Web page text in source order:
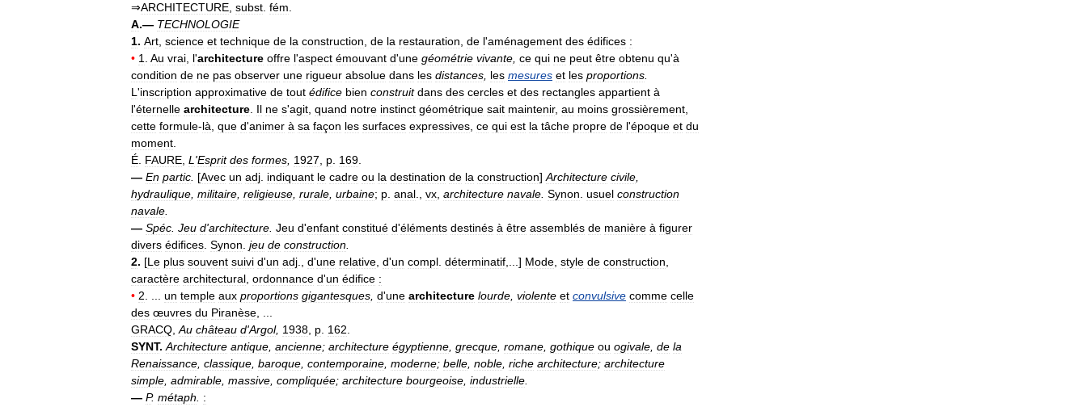
⇒ARCHITECTURE subst fém
A.— TECHNOLOGIE
1. Art science et technique de la construction de la restauration de l'aménagement des édifices :
• 1 Au vrai l'architecture offre l'aspect émouvant d'une géométrie vivante ce qui ne peut être obtenu qu'à
condition de ne pas observer une rigueur absolue dans les distances les mesures et les proportions
L 'inscription approximative de tout édifice bien construit dans des cercles et des rectangles appartient à
l'éternelle architecture Il ne s'agit quand notre instinct géométrique sait maintenir, au moins grossièrement
cette formule-là que d'animer à sa façon les surfaces expressives ce qui est la tâche propre de l'époque et du
moment
É FAURE L 'Esprit des formes 1927 p 169
— En partic [Avec un adj indiquant le cadre ou la destination de la construction] Architecture civile
hydraulique militaire religieuse rurale urbaine; p anal vx architecture navale Synon usuel construction
navale
— Spéc Jeu d'architecture Jeu d'enfant constitué d'éléments destinés à être assemblés de manière à figurer
divers édifices Synon jeu de construction
2. [Le plus souvent suivi d'un adj d'une relative d'un compl déterminatif ,...] Mode style de construction
caractère architectural ordonnance d'un édifice :
• 2 un temple aux proportions gigantesques d'une architecture lourde violente et convulsive comme celle
des œuvres du Piranèse
GRACQ Au château d'Argol, 1938 p 162
SYNT. Architecture antique ancienne; architecture égyptienne grecque romane gothique ou ogivale de la
Renaissance classique baroque contemporaine moderne; belle noble riche architecture; architecture
simple admirable massive compliquée; architecture bourgeoise industrielle
— P. métaph
: